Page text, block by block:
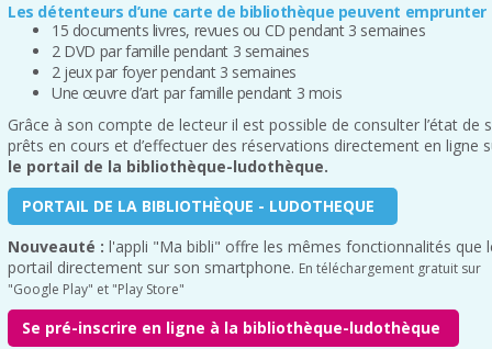
Les détenteurs d’une carte de bibliothèque peuvent emprunter
15 documents livres, revues ou CD pendant 3 semaines
2 DVD par famille pendant 3 semaines
2 jeux par foyer pendant 3 semaines
Une œuvre d’art par famille pendant 3 mois
Grâce à son compte de lecteur il est possible de consulter l’état de
prêts en cours et d’effectuer des réservations directement en ligne
le portail de la bibliothèque-ludothèque.
PORTAIL DE LA BIBLIOTHÈQUE - LUDOTHEQUE
Nouveauté : l'appli "Ma bibli" offre les mêmes fonctionnalités que
portail directement sur son smartphone. En téléchargement gratuit sur
"Google Play" et "Play Store"
Se pré-inscrire en ligne à la bibliothèque-ludothèque